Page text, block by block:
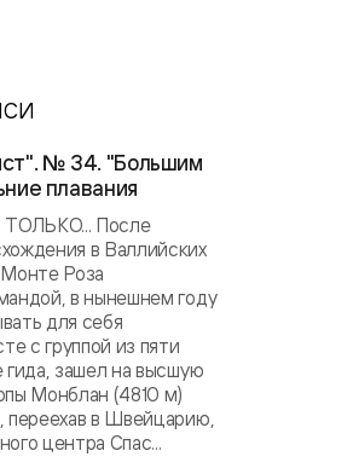
№ 34. "Большим
плавания
После
в Валлийских
Роза
в нынешнем году
для себя
с группой из пяти
гида, зашел на высшую
Монблан (4810 м)
переехав в Швейцарию,
центра Спас...